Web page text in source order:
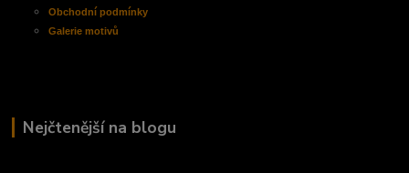
Obchodnípodmínky
Galerie motivů
Nejčtenější na blogu